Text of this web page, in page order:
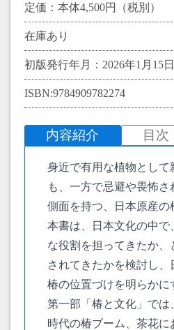
定価：本体4,500円（税別）
在庫あり
初版発行年月：2026年1月15日
ISBN:9784909782274
内容紹介 目次
身近で有用な植物として
も、一方で忌避や畏怖
側面を持つ、日本原産の
本書は、日本文化の中で
な役割を担ってきたか、
されてきたかを検討し
椿の位置づけを明らかに
第一部「椿と文化」では
時代の椿ブーム、茶花